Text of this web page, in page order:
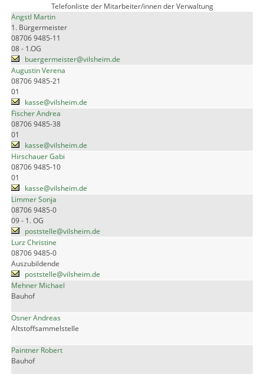
Telefonliste der Mitarbeiter/innen der Verwaltung
Angstl Martin
1. Bürgermeister
08706 9485-11
08 - 1.OG
buergermeister@vilsheim.de
Augustin Verena
08706 9485-21
01
kasse@vilsheim.de
Fischer Andrea
08706 9485-38
01
kasse@vilsheim.de
Hirschauer Gabi
08706 9485-10
01
kasse@vilsheim.de
Limmer Sonja
08706 9485-0
09 - 1. OG
poststelle@vilsheim.de
Lurz Christine
08706 9485-0
Auszubildende
poststelle@vilsheim.de
Mehner Michael
Bauhof
Osner Andreas
Altstoffsammelstelle
Paintner Robert
Bauhof